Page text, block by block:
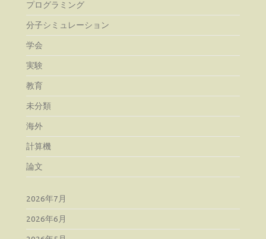
プログラミング
分子シミュレーション
学会
実験
教育
未分類
海外
計算機
論文
2026年7月
2026年6月